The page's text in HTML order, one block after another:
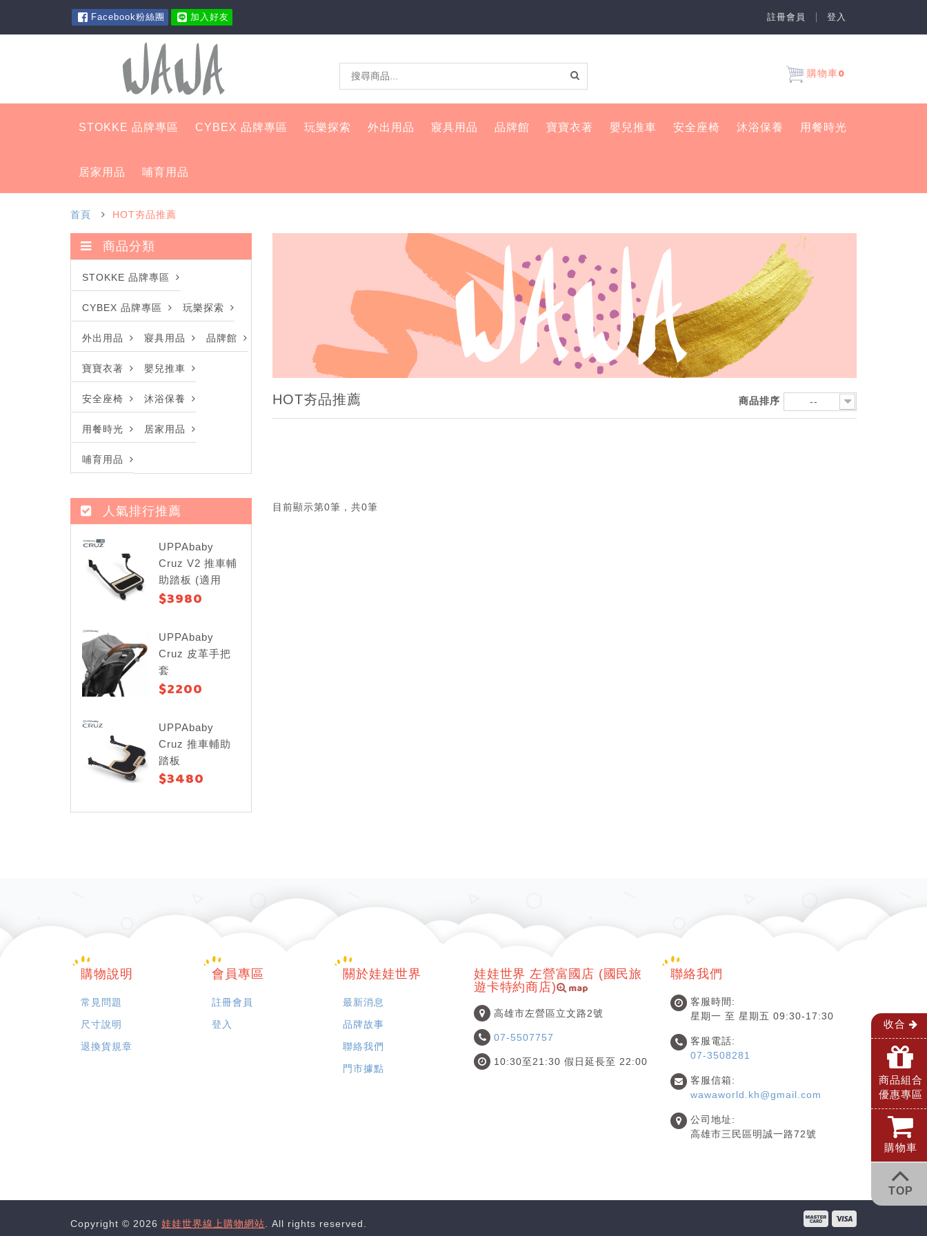
Facebook粉絲團 加入好友 註冊會員 登入
購物車0
STOKKE 品牌專區 CYBEX 品牌專區 玩樂探索 外出用品 寢具用品 品牌館 寶寶衣著 嬰兒推車 安全座椅 沐浴保養 用餐時光
居家用品 哺育用品
首頁 HOT夯品推薦
商品分類
STOKKE 品牌專區
CYBEX 品牌專區 玩樂探索
外出用品 寢具用品 品牌館
寶寶衣著 嬰兒推車
安全座椅 沐浴保養
用餐時光 居家用品
哺育用品
人氣排行推薦
UPPAbaby
Cruz V2 推車輔
助踏板 (適用
Cruz V2)
$3980
UPPAbaby
Cruz 皮革手把
套
$2200
UPPAbaby
Cruz 推車輔助
踏板
$3480
HOT夯品推薦 商品排序 --
目前顯示第0筆，共0筆
購物說明
常見問題
尺寸說明
退換貨規章
會員專區
註冊會員
登入
關於娃娃世界
最新消息
品牌故事
聯絡我們
門市據點
娃娃世界 左營富國店 (國民旅
遊卡特約商店)
map
高雄市左營區立文路2號
07-5507757
10:30至21:30 假日延長至 22:00
聯絡我們
客服時間:
星期一 至 星期五 09:30-17:30
客服電話:
07-3508281
客服信箱:
wawaworld.kh@gmail.com
公司地址:
高雄市三民區明誠一路72號
Copyright © 2026 娃娃世界線上購物網站. All rights reserved.
收合
商品組合
優惠專區
購物車
TOP